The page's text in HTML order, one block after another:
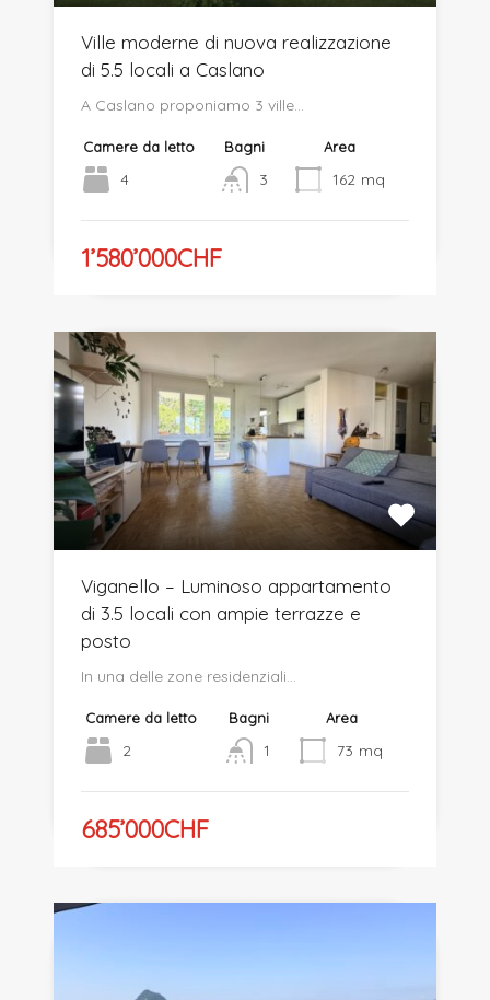
Ville moderne di nuova realizzazione
di 5.5 locali a Caslano
A Caslano proponiamo 3 ville…
Camere da letto
4
Bagni
3
Area
162 mq
1’580’000CHF
Viganello – Luminoso appartamento
di 3.5 locali con ampie terrazze e
posto
In una delle zone residenziali…
Camere da letto
2
Bagni
1
Area
73 mq
685’000CHF